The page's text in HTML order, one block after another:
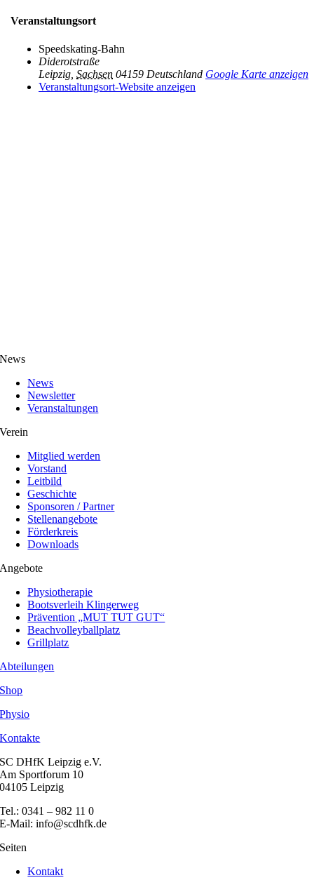
Veranstaltungsort
Speedskating-Bahn
Diderotstraße
Leipzig Sachsen 04159 Deutschland Google Karte anzeigen
Veranstaltungsort-Website anzeigen
News
News
Newsletter
Veranstaltungen
Verein
Mitglied werden
Vorstand
Leitbild
Geschichte
Sponsoren / Partner
Stellenangebote
Förderkreis
Downloads
Angebote
Physiotherapie
Bootsverleih Klingerweg
Prävention „MUT TUT GUT“
Beachvolleyballplatz
Grillplatz
Abteilungen
Shop
Physio
Kontakte
SC DHfK Leipzig e.V.
Am Sportforum 10
04105 Leipzig
Tel.: 0341 – 982 11 0
E-Mail: info@scdhfk.de
Seiten
Kontakt